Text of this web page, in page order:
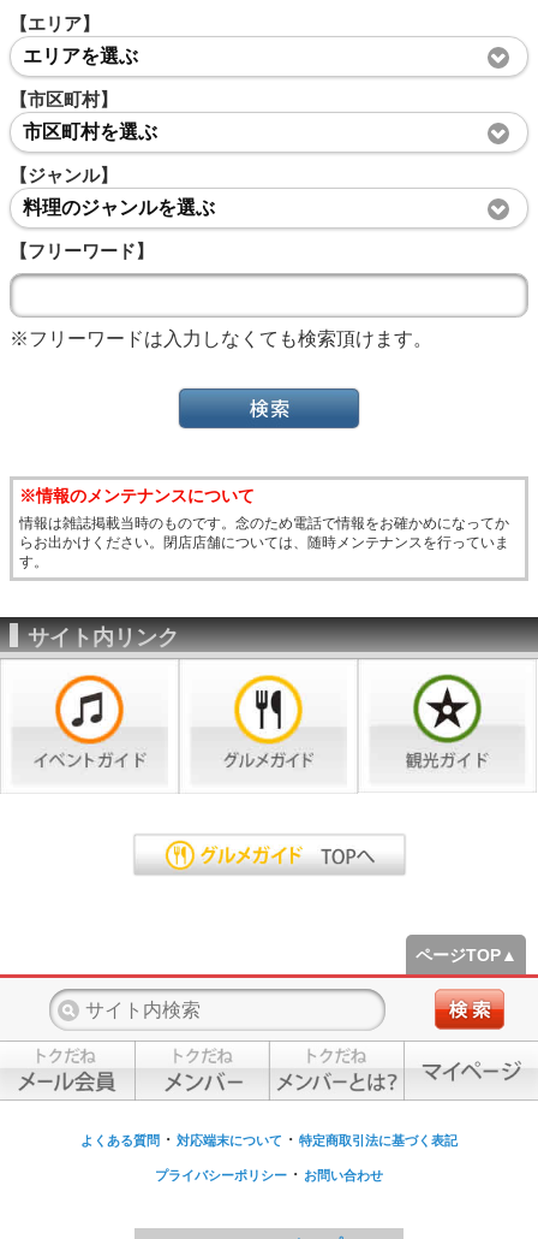
【エリア】
エリアを選ぶ
【市区町村】
市区町村を選ぶ
【ジャンル】
料理のジャンルを選ぶ
【フリーワード】
※フリーワードは入力しなくても検索頂けます。
※情報のメンテナンスについて
情報は雑誌掲載当時のものです。念のため電話で情報をお確かめになってか
らお出かけください。閉店店舗については、随時メンテナンスを行っていま
す。
サイト内リンク
ページTOP▲
よくある質問 ・ 対応端末について ・ 特定商取引法に基づく表記
プライバシーポリシー ・ お問い合わせ